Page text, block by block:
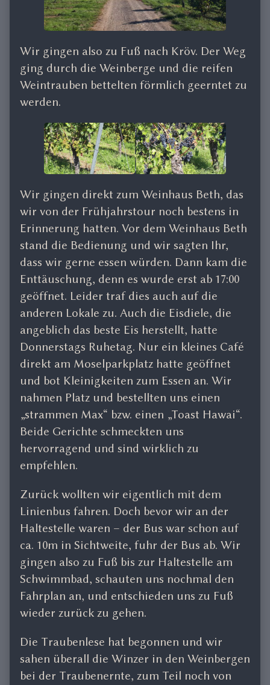
Wir gingen also zu Fuß nach Kröv. Der Weg
ging durch die Weinberge und die reifen
Weintrauben bettelten förmlich geerntet zu
werden.
Wir gingen direkt zum Weinhaus Beth, das
wir von der Frühjahrstour noch bestens in
Erinnerung hatten. Vor dem Weinhaus Beth
stand die Bedienung und wir sagten Ihr,
dass wir gerne essen würden. Dann kam die
Enttäuschung, denn es wurde erst ab 17:00
geöffnet. Leider traf dies auch auf die
anderen Lokale zu. Auch die Eisdiele, die
angeblich das beste Eis herstellt, hatte
Donnerstags Ruhetag. Nur ein kleines Café
direkt am Moselparkplatz hatte geöffnet
und bot Kleinigkeiten zum Essen an. Wir
nahmen Platz und bestellten uns einen
„strammen Max“ bzw. einen „Toast Hawai“.
Beide Gerichte schmeckten uns
hervorragend und sind wirklich zu
empfehlen.
Zurück wollten wir eigentlich mit dem
Linienbus fahren. Doch bevor wir an der
Haltestelle waren – der Bus war schon auf
ca. 10m in Sichtweite, fuhr der Bus ab. Wir
gingen also zu Fuß bis zur Haltestelle am
Schwimmbad, schauten uns nochmal den
Fahrplan an, und entschieden uns zu Fuß
wieder zurück zu gehen.
Die Traubenlese hat begonnen und wir
sahen überall die Winzer in den Weinbergen
bei der Traubenernte, zum Teil noch von